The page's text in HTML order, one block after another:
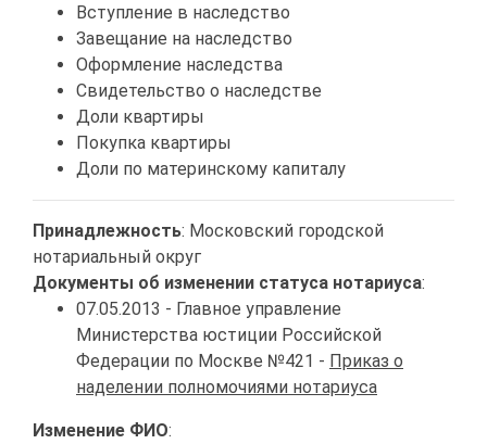
Вступление в наследство
Завещание на наследство
Оформление наследства
Свидетельство о наследстве
Доли квартиры
Покупка квартиры
Доли по материнскому капиталу
Принадлежность: Московский городской
нотариальный округ
Документы об изменении статуса нотариуса:
07.05.2013 - Главное управление
Министерства юстиции Российской
Федерации по Москве №421 - Приказ о
наделении полномочиями нотариуса
Изменение ФИО: